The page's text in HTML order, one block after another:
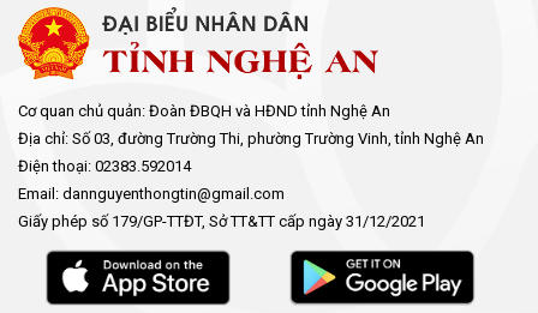
Cơ quan chủ quản: Đoàn ĐBQH và HĐND tỉnh Nghệ An
Địa chỉ: Số 03, đường Trường Thi, phường Trường Vinh, tỉnh Nghệ An
Điện thoại: 02383.592014
Email: dannguyenthongtin@gmail.com
Giấy phép số 179/GP-TTĐT, Sở TT&TT cấp ngày 31/12/2021